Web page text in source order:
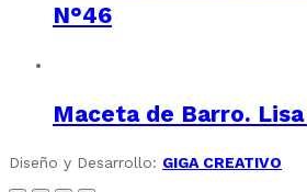
N°46
Maceta de Barro. Lisa
Diseño y Desarrollo: GIGA CREATIVO